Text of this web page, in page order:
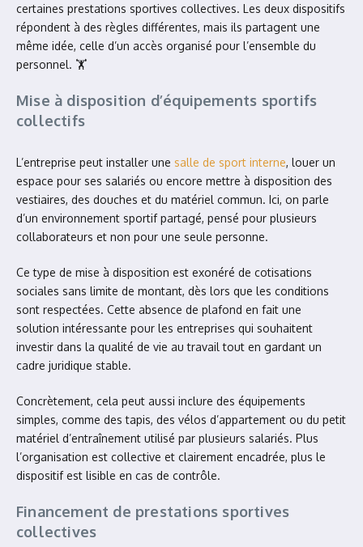
certaines prestations sportives collectives. Les deux dispositifs
répondent à des règles différentes, mais ils partagent une
même idée, celle d’un accès organisé pour l’ensemble du
personnel. 🏋️
Mise à disposition d’équipements sportifs
collectifs
L’entreprise peut installer une salle de sport interne, louer un
espace pour ses salariés ou encore mettre à disposition des
vestiaires, des douches et du matériel commun. Ici, on parle
d’un environnement sportif partagé, pensé pour plusieurs
collaborateurs et non pour une seule personne.
Ce type de mise à disposition est exonéré de cotisations
sociales sans limite de montant, dès lors que les conditions
sont respectées. Cette absence de plafond en fait une
solution intéressante pour les entreprises qui souhaitent
investir dans la qualité de vie au travail tout en gardant un
cadre juridique stable.
Concrètement, cela peut aussi inclure des équipements
simples, comme des tapis, des vélos d’appartement ou du petit
matériel d’entraînement utilisé par plusieurs salariés. Plus
l’organisation est collective et clairement encadrée, plus le
dispositif est lisible en cas de contrôle.
Financement de prestations sportives
collectives